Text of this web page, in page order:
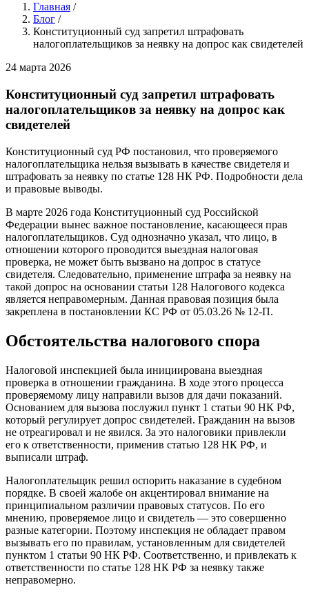
Главная /
Блог /
Конституционный суд запретил штрафовать
налогоплательщиков за неявку на допрос как свидетелей
24 марта 2026
Конституционный суд запретил штрафовать
налогоплательщиков за неявку на допрос как
свидетелей
Конституционный суд РФ постановил, что проверяемого
налогоплательщика нельзя вызывать в качестве свидетеля и
штрафовать за неявку по статье 128 НК РФ. Подробности дела
и правовые выводы.
В марте 2026 года Конституционный суд Российской
Федерации вынес важное постановление, касающееся прав
налогоплательщиков. Суд однозначно указал, что лицо, в
отношении которого проводится выездная налоговая
проверка, не может быть вызвано на допрос в статусе
свидетеля. Следовательно, применение штрафа за неявку на
такой допрос на основании статьи 128 Налогового кодекса
является неправомерным. Данная правовая позиция была
закреплена в постановлении КС РФ от 05.03.26 № 12-П.
Обстоятельства налогового спора
Налоговой инспекцией была инициирована выездная
проверка в отношении гражданина. В ходе этого процесса
проверяемому лицу направили вызов для дачи показаний.
Основанием для вызова послужил пункт 1 статьи 90 НК РФ,
который регулирует допрос свидетелей. Гражданин на вызов
не отреагировал и не явился. За это налоговики привлекли
его к ответственности, применив статью 128 НК РФ, и
выписали штраф.
Налогоплательщик решил оспорить наказание в судебном
порядке. В своей жалобе он акцентировал внимание на
принципиальном различии правовых статусов. По его
мнению, проверяемое лицо и свидетель — это совершенно
разные категории. Поэтому инспекция не обладает правом
вызывать его по правилам, установленным для свидетелей
пунктом 1 статьи 90 НК РФ. Соответственно, и привлекать к
ответственности по статье 128 НК РФ за неявку также
неправомерно.